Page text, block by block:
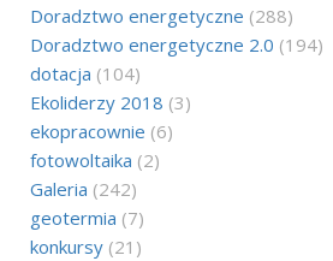
Doradztwo energetyczne (288)
Doradztwo energetyczne 2.0 (194)
dotacja (104)
Ekoliderzy 2018 (3)
ekopracownie (6)
fotowoltaika (2)
Galeria (242)
geotermia (7)
konkursy (21)